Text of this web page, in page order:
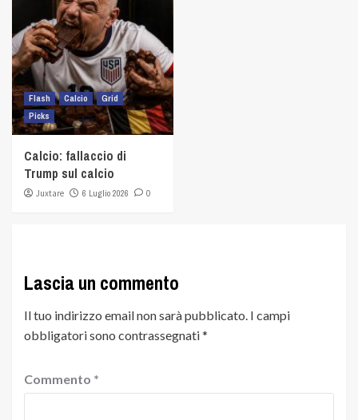
Flash Calcio
Grid
Picks
Calcio: fallaccio di
Trump sul calcio
Juxtare 6 Luglio 2026 0
Lascia un commento
Il tuo indirizzo email non sarà pubblicato. I campi
obbligatori sono contrassegnati*
Commento *